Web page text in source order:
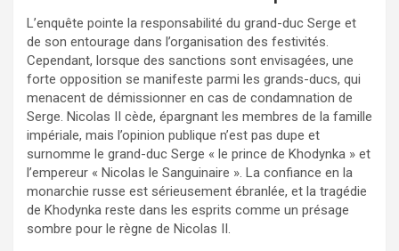
L’enquête pointe la responsabilité du grand-duc Serge et
de son entourage dans l’organisation des festivités.
Cependant, lorsque des sanctions sont envisagées, une
forte opposition se manifeste parmi les grands-ducs, qui
menacent de démissionner en cas de condamnation de
Serge. Nicolas II cède, épargnant les membres de la famille
impériale, mais l’opinion publique n’est pas dupe et
surnomme le grand-duc Serge « le prince de Khodynka » et
l’empereur « Nicolas le Sanguinaire ». La confiance en la
monarchie russe est sérieusement ébranlée, et la tragédie
de Khodynka reste dans les esprits comme un présage
sombre pour le règne de Nicolas II.